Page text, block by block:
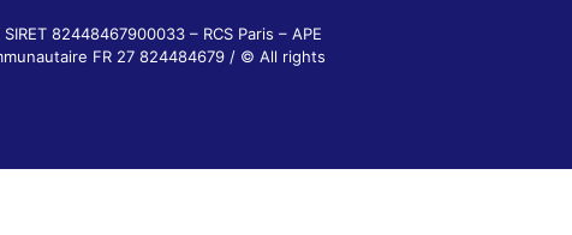
82448467900033 – RCS Paris – APE
FR 27 824484679 / © All rights